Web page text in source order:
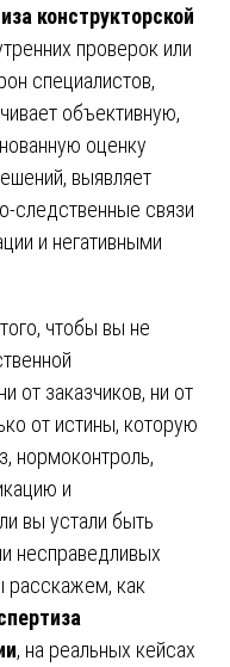
конструкторской
проверок или
специалистов,
объективную,
оценку
выявляет
следственные связи
и негативными
чтобы вы не
от заказчиков, ни от
от истины, которую
нормоконтроль,
и
вы устали быть
несправедливых
расскажем, как
, на реальных кейсах